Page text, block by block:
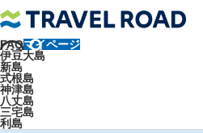
FAQマイページ
伊豆大島
新島
式根島
神津島
八丈島
三宅島
利島
トラベルロード
【東京・竹芝発】
予約